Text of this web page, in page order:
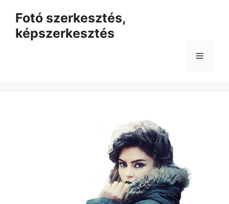
tartalomba
Fotó szerkesztés,
képszerkesztés
Menü